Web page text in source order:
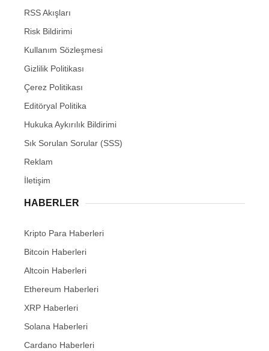
RSS Akışları
Risk Bildirimi
Kullanım Sözleşmesi
Gizlilik Politikası
Çerez Politikası
Editöryal Politika
Hukuka Aykırılık Bildirimi
Sık Sorulan Sorular (SSS)
Reklam
İletişim
HABERLER
Kripto Para Haberleri
Bitcoin Haberleri
Altcoin Haberleri
Ethereum Haberleri
XRP Haberleri
Solana Haberleri
Cardano Haberleri